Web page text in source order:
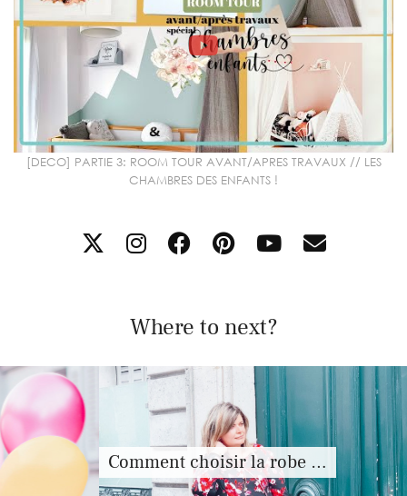
[DECO] PARTIE 3: ROOM TOUR AVANT/APRES TRAVAUX // LES
CHAMBRES DES ENFANTS !
Where to next?
Comment choisir la robe …